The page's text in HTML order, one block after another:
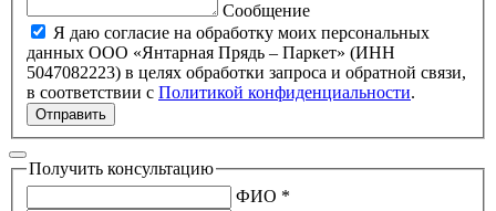
Сообщение
Я даю согласие на обработку моих персональных
данных ООО «Янтарная Прядь – Паркет» (ИНН
5047082223) в целях обработки запроса и обратной связи,
в соответствии с Политикой конфиденциальности.
Отправить
Получить консультацию
ФИО *